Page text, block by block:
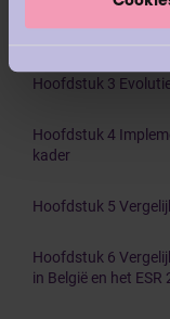
Hoofdstuk 2
Hoofdstuk 3
Hoofdstuk 4
kader
Hoofdstuk 5
Hoofdstuk 6
in België en het ESR